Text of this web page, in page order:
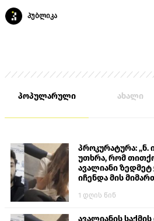
პუბლიკა
პოპულარული ახალი
პროკურატურა: „ნ.
უთხრა, რომ
ავალიანი
იჩენდა მის
თავს დასხმოდა
1 დღის წინ
ავალიანის